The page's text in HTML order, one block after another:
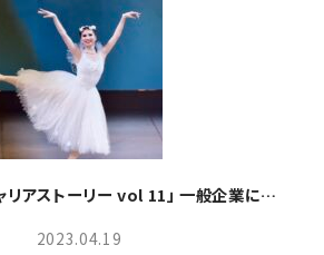
「そのひとりのキャリアストーリー vol 11」 一般企業に勤務しながらバレエを活かした活躍をされている高田菜々さん
2023.04.19